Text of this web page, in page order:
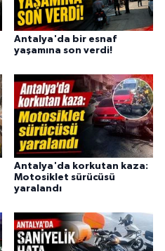
Antalya'da bir esnaf
yaşamına son verdi!
Antalya'da korkutan kaza:
Motosiklet sürücüsü
yaralandı